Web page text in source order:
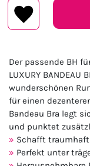
Der passende BH
LUXURY
wunderschönen
für einen
Bandeau Bra legt
und punktet
Schafft
Perfekt unter